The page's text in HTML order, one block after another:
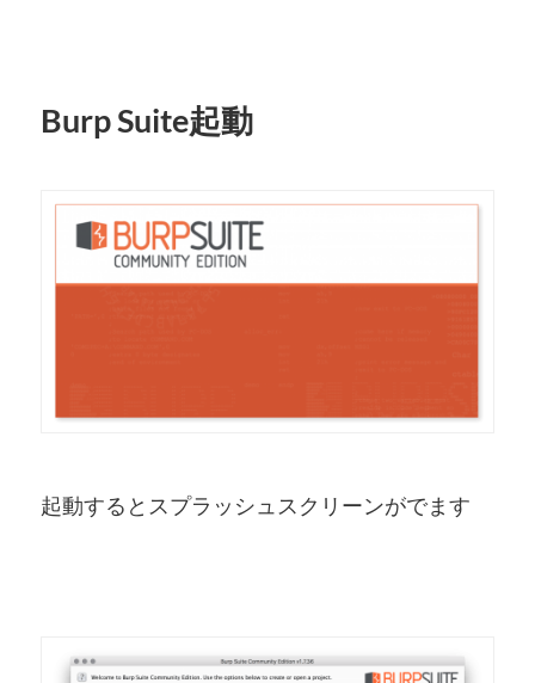
Burp Suite起動
起動するとスプラッシュスクリーンがでます